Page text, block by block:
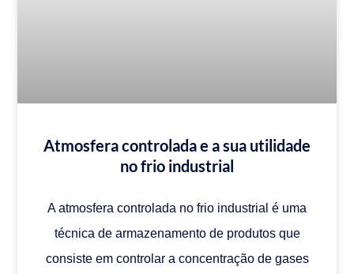
Atmosfera controlada e a sua utilidade
no frio industrial
A atmosfera controlada no frio industrial é uma
técnica de armazenamento de produtos que
consiste em controlar a concentração de gases